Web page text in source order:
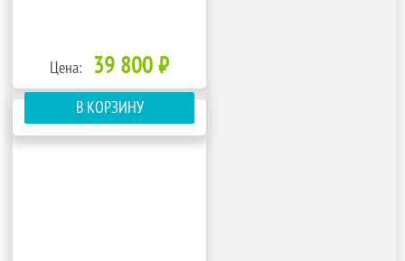
Цена: 39 800 ₽
В КОРЗИНУ